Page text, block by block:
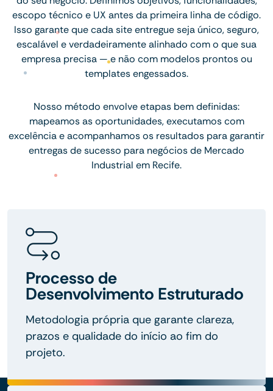
escopo técnico e UX antes da primeira linha de código.
Isso garante que cada site entregue seja único, seguro,
escalável e verdadeiramente alinhado com o que sua
empresa precisa — e não com modelos prontos ou
templates engessados.
Nosso método envolve etapas bem definidas:
mapeamos as oportunidades, executamos com
excelência e acompanhamos os resultados para garantir
entregas de sucesso para negócios de Mercado
Industrial em Recife.
Processo de
Desenvolvimento Estruturado
Metodologia própria que garante clareza,
prazos e qualidade do início ao fim do
projeto.